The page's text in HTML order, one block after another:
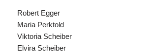
Robert Egger
Maria Perktold
Viktoria Scheiber
Elvira Scheiber